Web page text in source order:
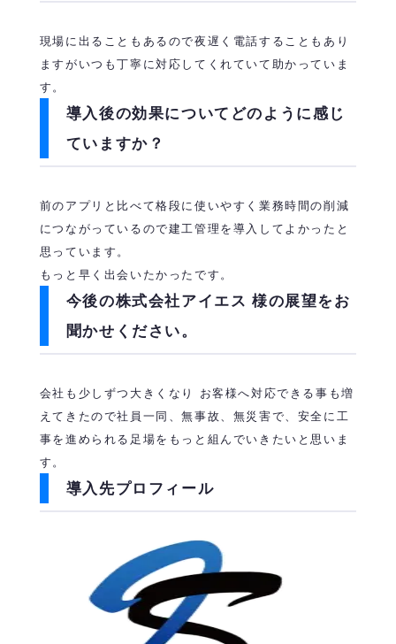
現場に出ることもあるので夜遅く電話することもあり
ますがいつも丁寧に対応してくれていて助かっていま
す。
導入後の効果についてどのように感じ
ていますか？
前のアプリと比べて格段に使いやすく業務時間の削減
につながっているので建工管理を導入してよかったと
思っています。
もっと早く出会いたかったです。
今後の株式会社アイエス 様の展望をお
聞かせください。
会社も少しずつ大きくなり お客様へ対応できる事も増
えてきたので社員一同、無事故、無災害で、安全に工
事を進められる足場をもっと組んでいきたいと思いま
す。
導入先プロフィール